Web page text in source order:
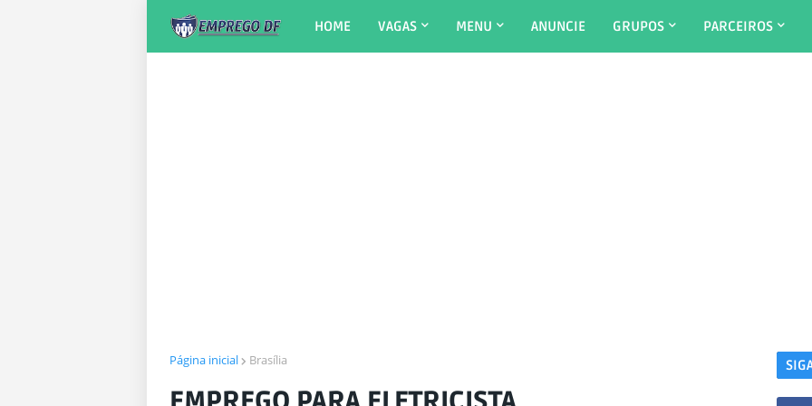
HOME VAGAS MENU ANUNCIE GRUPOS PARCEIROS
Página inicial Brasília